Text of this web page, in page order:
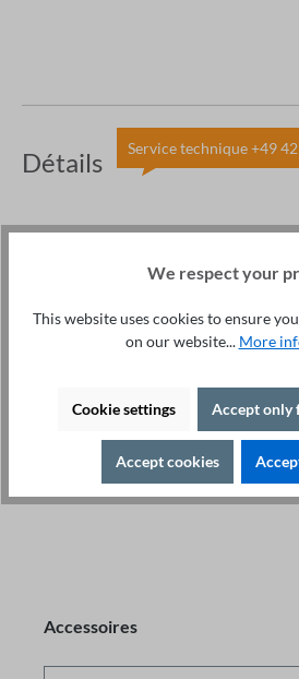
Détails Service technique +49
Bundle Bluetooth disponible :
variateur avec App. Porte les
Plus
Logiciel
Accessoires
Accessoires
We respect your
This website uses cookies to ensure
on our website... More
Cookie settings Accept only
Accept cookies